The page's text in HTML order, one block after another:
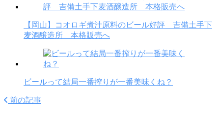
【岡山】コオロギ煮汁原料のビール好評 吉備土手下
麦酒醸造所 本格販売へ
ビールって結局一番搾りが一番美味くね？
前の記事